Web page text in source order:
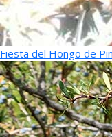
Fiesta del Hongo de